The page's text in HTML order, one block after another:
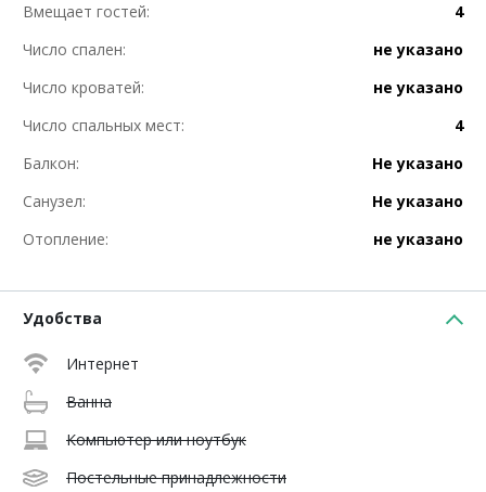
Вмещает гостей:
4
Число спален:
не указано
Число кроватей:
не указано
Число спальных мест:
4
Балкон:
Не указано
Санузел:
Не указано
Отопление:
не указано
Удобства
Интернет
Ванна
Компьютер или ноутбук
Постельные принадлежности